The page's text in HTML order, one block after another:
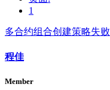
1
多合约组合创建策略失败
程佳
Member